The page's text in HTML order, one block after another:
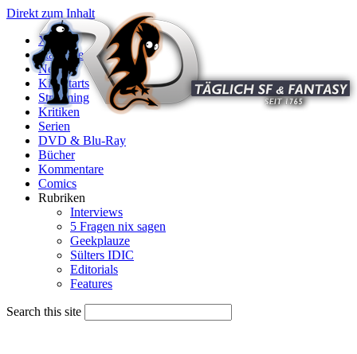
Direkt zum Inhalt
X
Startseite
News
Kinostarts
Streaming
Kritiken
Serien
DVD & Blu-Ray
Bücher
Kommentare
Comics
Rubriken
Interviews
5 Fragen nix sagen
Geekplauze
Sülters IDIC
Editorials
Features
Search this site